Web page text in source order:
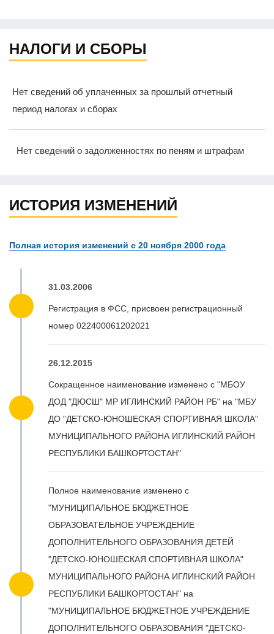
НАЛОГИ И СБОРЫ
Нет сведений об уплаченных за прошлый отчетный
период налогах и сборах
Нет сведений о задолженностях по пеням и штрафам
ИСТОРИЯ ИЗМЕНЕНИЙ
Полная история изменений с 20 ноября 2000 года
31.03.2006
Регистрация в ФСС, присвоен регистрационный
номер 022400061202021
26.12.2015
Сокращенное наименование изменено с "МБОУ
ДОД "ДЮСШ" МР ИГЛИНСКИЙ РАЙОН РБ" на "МБУ
ДО "ДЕТСКО-ЮНОШЕСКАЯ СПОРТИВНАЯ ШКОЛА"
МУНИЦИПАЛЬНОГО РАЙОНА ИГЛИНСКИЙ РАЙОН
РЕСПУБЛИКИ БАШКОРТОСТАН"
Полное наименование изменено с
"МУНИЦИПАЛЬНОЕ БЮДЖЕТНОЕ
ОБРАЗОВАТЕЛЬНОЕ УЧРЕЖДЕНИЕ
ДОПОЛНИТЕЛЬНОГО ОБРАЗОВАНИЯ ДЕТЕЙ
"ДЕТСКО-ЮНОШЕСКАЯ СПОРТИВНАЯ ШКОЛА"
МУНИЦИПАЛЬНОГО РАЙОНА ИГЛИНСКИЙ РАЙОН
РЕСПУБЛИКИ БАШКОРТОСТАН" на
"МУНИЦИПАЛЬНОЕ БЮДЖЕТНОЕ УЧРЕЖДЕНИЕ
ДОПОЛНИТЕЛЬНОГО ОБРАЗОВАНИЯ "ДЕТСКО-